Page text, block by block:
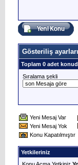
Gösteriliş ayarları
Toplam 0 adet
Sıralama şekli
Yeni Mesaj Var
Yeni Mesaj Yok
Konu Kapatılmıştır
Yetkileriniz